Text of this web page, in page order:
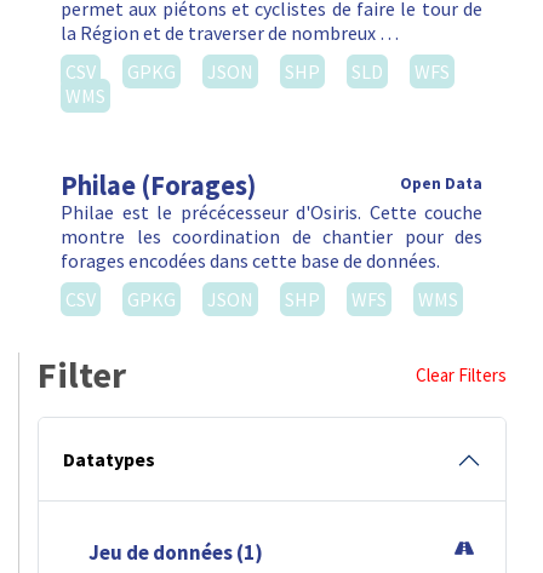
permet aux piétons et cyclistes de faire le tour de
la Région et de traverser de nombreux …
CSV
GPKG JSON SHP SLD
WFS
WMS
Philae (Forages) Open Data
Philae est le précécesseur d'Osiris. Cette couche
montre les coordination de chantier pour des
forages encodées dans cette base de données.
CSV
GPKG JSON SHP WFS WMS
Filter Clear Filters
Datatypes
Jeu de données (1)